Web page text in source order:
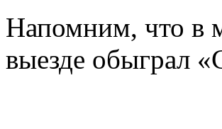
Напомним, что в
выезде обыграл